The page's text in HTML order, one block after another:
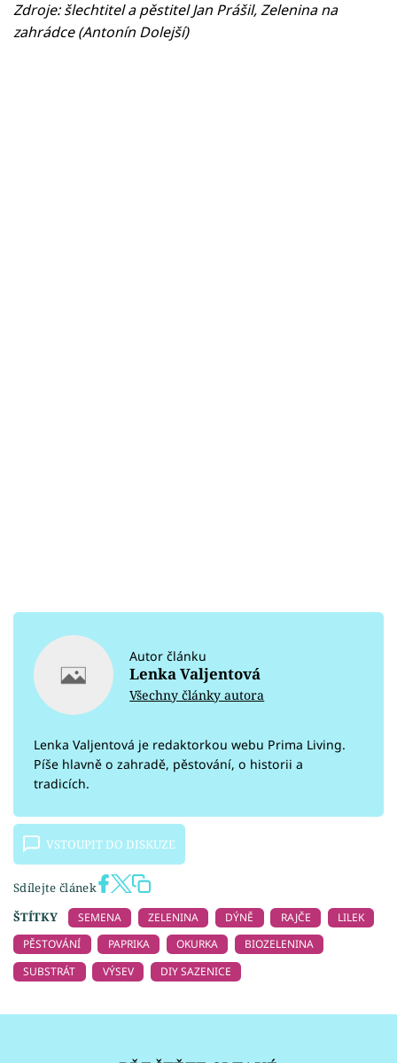
Zdroje: šlechtitel a pěstitel Jan Prášil, Zelenina na
zahrádce (Antonín Dolejší)
Autor článku
Lenka Valjentová
Všechny články autora
Lenka Valjentová je redaktorkou webu Prima Living.
Píše hlavně o zahradě, pěstování, o historii a
tradicích.
VSTOUPIT DO DISKUZE
Sdílejte článek
ŠTÍTKY
SEMENA ZELENINA DÝNĚ RAJČE
LILEK
PĚSTOVÁNÍ
PAPRIKA OKURKA
BIOZELENINA
SUBSTRÁT
VÝSEV DIY SAZENICE